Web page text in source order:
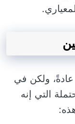
عادةً، ولكن في
التي إنه